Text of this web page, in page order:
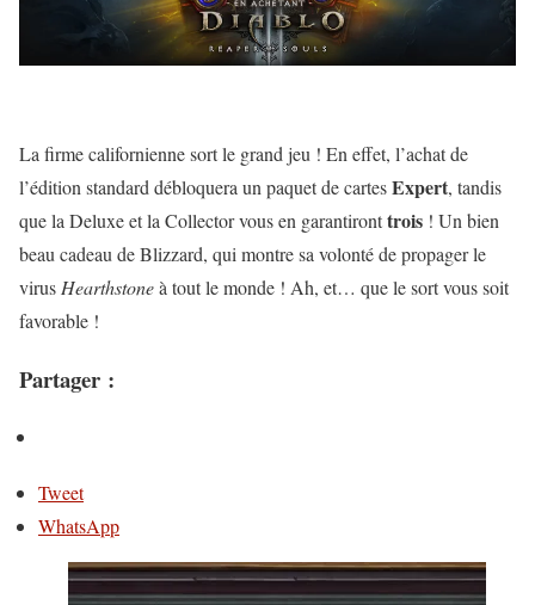
La firme californienne sort le grand jeu ! En effet, l’achat de
l’édition standard débloquera un paquet de cartesExpert, tandis
que la Deluxe et la Collector vous en garantironttrois ! Un bien
beau cadeau de Blizzard, qui montre sa volonté de propager le
virus Hearthstoneà tout le monde ! Ah, et… que le sort vous soit
favorable !
Partager :
Tweet
WhatsApp